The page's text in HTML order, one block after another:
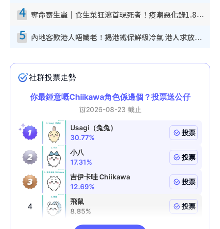
4 奪命寄生蟲｜食生菜狂瀉首現死者！疫潮惡化錄1.8萬宗病例 揭洗菜3大謬誤
5 內地客歎港人唔識老！揭港鐵保鮮級冷氣 港人求放過：咪投訴